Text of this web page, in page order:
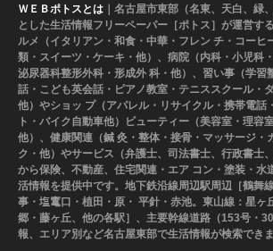
ＷＥＢポトスとは ｜名古屋市東部（名東、天白、緑
とした生活情報フリーペーパー［ポトス］が運営す
ルメ（イタリアン・和食・中華・フレン チ・コーヒ
類・スイーツ・ケーキ・他）、病院（内科・小児科
泌尿器科整形外科・形成外 科・他）、習い事（学習
話・こども英会話・ピアノ教室・テニススクール・
他）やショッ プ（アパレル・リサイクル・携帯電話
ト・バイク自動車他）ビューティー（美容室・理容
他）、健康関連（鍼 灸・整体・接骨・マッサージ・
ク・他）やサービス（弁護士、司法書士、行政書士
から保険、不動産、住宅関連・エア コン・塗装・水
活情報を提供中です。地下鉄沿線周辺駅周辺［鶴舞
事・塩竃口・植田・原・ 平針・赤池。東山線：星ヶ
郷・藤ヶ丘、他の各駅］、主要幹線道路（153号・
報、エリア別など名古屋東部で生活情報が検索できま